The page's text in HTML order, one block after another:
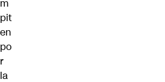
m
pit
en
po
r
la